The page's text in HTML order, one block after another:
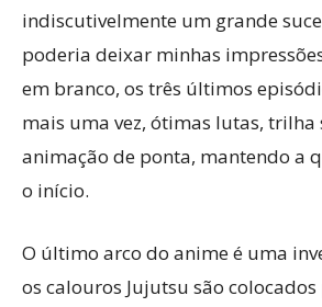
indiscutivelmente um grande
poderia deixar minhas
em branco, os três últimos
mais uma vez, ótimas lutas, trilha
animação de ponta, mantendo a
o início.
O último arco do anime é uma
os calouros Jujutsu são